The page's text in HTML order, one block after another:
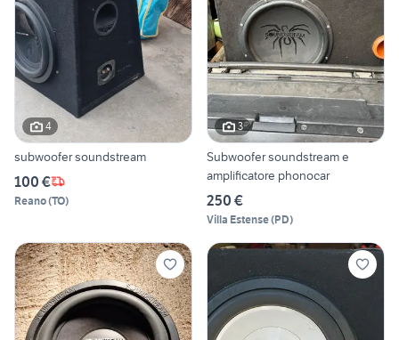
4
subwoofer soundstream
100 €
Reano(TO)
3
Subwoofer soundstream e
amplificatore phonocar
250 €
Villa Estense(PD)